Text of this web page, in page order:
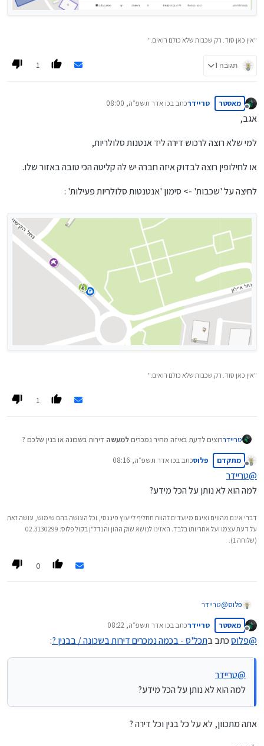
"אין כאן סוד. רק שכבות שלא כולם רואים."
תגובה 1 1
מנותק
מאסטר טריידרכתב בכו אדר תשפ״ה, 08:00
נערך לאחרונה על ידי
אגב,
למי שלא רוצה לרכוש דירה ליד אנטנות סלולריות,
או לחילופין רוצה לבדוק איזה חברה יש לה קליטה הכי טובה באזור שלו.
לחיצה על 'שכבות' -> סימון 'אנטנטות סלולריות פעילות' :
"אין כאן סוד. רק שכבות שלא כולם רואים."
1
טריידררוצים לדעת באיזה מחיר נמכריםלמעשה דירות בשכונה או בנין שלכם ?
רוצים לדעת בכמה המוכר רכש את הדירה,
(או בכמה קנה
.
(כל חוזה מכירת דירה נשלח לרשות המיסים לפני העברת בעלות)
לחיצה על 'שכבות' -> סימון 'עסקאות נדל"ן' -> לחיצה על בנין במפה :
מנותק
מתקדם פלוסכתב בכו אדר תשפ״ה, 08:16
נערך לאחרונה על ידי
@טריידר
למה הוא לא נותן על הכל מידע?
דברי אינם מהווים ואינם מיועדים להוות תחליף לייעוץ פיננסי, וכל העושה בהם שימוש, עושה זאת
על דעת עצמו ועל אחריותו בלבד. האזינו לנושא שוק ההון והנדל"ן בקול פלוס: 02.3130299
(שלוחה 1).
0
פלוס@טריידר
למה הוא לא נותן על הכל מידע?
מנותק
מאסטר טריידרכתב בכו אדר תשפ״ה, 08:22
נערך לאחרונה על ידי
@פלוסכתב בתכל'ס - בכמה נמכרים דירות בשכונה / בבנין ?:
@טריידר
למה הוא לא נותן על הכל מידע?
אתה מתכוון, לא על כל בנין וכל דירה ?